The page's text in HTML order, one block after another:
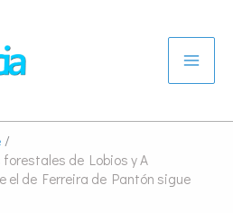
de Lobios y A
el de Ferreira de Pantón sigue